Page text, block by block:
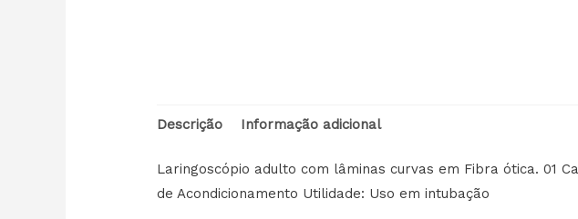
Descrição Informação adicional
Laringoscópio adulto com lâminas curvas em Fibra ótica. 01
de Acondicionamento Utilidade: Uso em intubação